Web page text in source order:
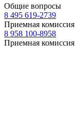
Общие вопросы
8 495 619-2739
Приемная комиссия
8 958 100-8958
Приемная комиссия